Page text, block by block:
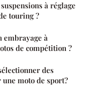
à réglage
touring ?
embrayage à
de compétition ?
des
moto de sport?